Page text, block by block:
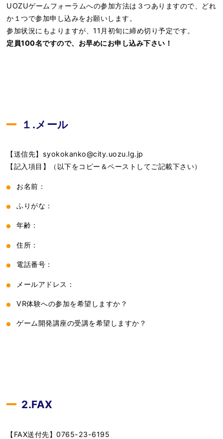
UOZUゲームフォーラムへの参加方法は３つありますので、どれ
か１つで参加申し込みをお願いします。
参加状況にもよりますが、11月初旬に締め切り予定です。
定員100名ですので、お早めにお申し込み下さい！
１.メール
【送信先】syokokanko@city.uozu.lg.jp
【記入項目】（以下をコピー＆ペーストしてご記載下さい）
お名前：
ふりがな：
年齢：
住所：
電話番号：
メールアドレス：
VR体験への参加を希望しますか？
ゲーム開発講座の受講を希望しますか？
2.FAX
【FAX送付先】0765-23-6195